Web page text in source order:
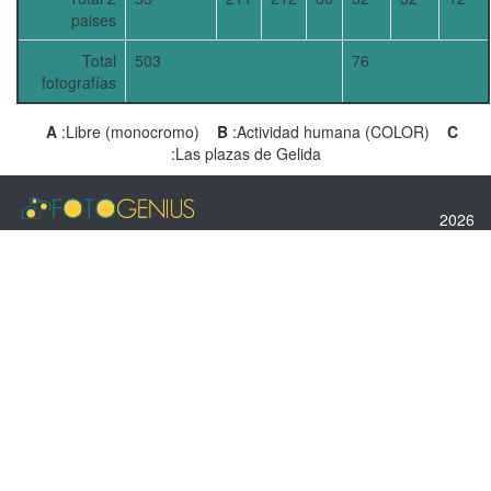
paises
Total
fotografías
503 76
A :Libre (monocromo) B :Actividad humana (COLOR) C
:Las plazas de Gelida
2026